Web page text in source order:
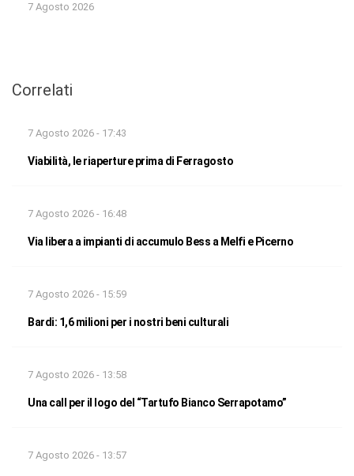
7 Agosto 2026
Correlati
7 Agosto 2026 - 17:43
Viabilità, le riaperture prima di Ferragosto
7 Agosto 2026 - 16:48
Via libera a impianti di accumulo Bess a Melfi e Picerno
7 Agosto 2026 - 15:59
Bardi: 1,6 milioni per i nostri beni culturali
7 Agosto 2026 - 13:58
Una call per il logo del “Tartufo Bianco Serrapotamo”
7 Agosto 2026 - 13:57